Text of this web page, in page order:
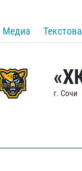
Медиа
г. Сочи